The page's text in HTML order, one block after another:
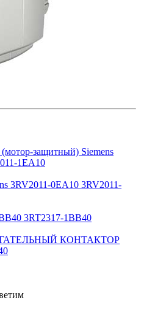
защитный) Siemens
1EA10
3RV2011-0EA10 3RV2011-
3RT2317-1BB40
КОНТАКТОР